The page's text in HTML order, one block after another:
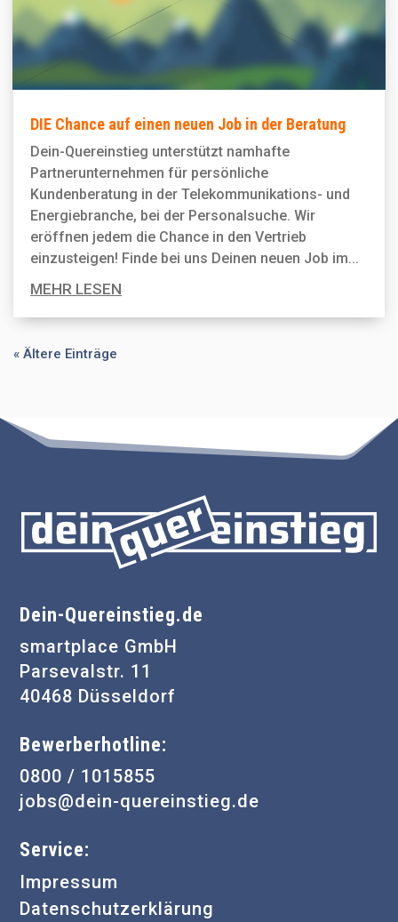
DIE Chance auf einen neuen Job in der Beratung
Dein-Quereinstieg unterstützt namhafte
Partnerunternehmen für persönliche
Kundenberatung in der Telekommunikations- und
Energiebranche, bei der Personal­suche. Wir
eröffnen jedem die Chance in den Vertrieb
einzusteigen! Finde bei uns Deinen neuen Job im...
MEHR LESEN
« Ältere Einträge
Dein-Quereinstieg.de
smartplace GmbH
Parsevalstr. 11
40468 Düsseldorf
Bewerberhotline:
0800 / 1015855
jobs@dein-quereinstieg.de
Service:
Impressum
Datenschutzerklärung